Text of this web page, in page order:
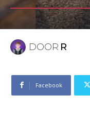
DOOR R
Facebook